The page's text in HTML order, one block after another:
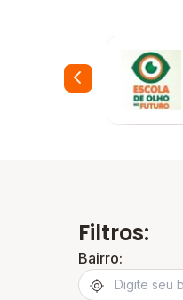
Filtros:
Bairro: